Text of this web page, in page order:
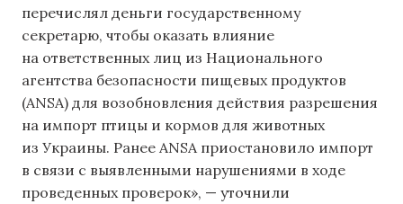
перечислял деньги государственному
секретарю, чтобы оказать влияние
на ответственных лиц из Национального
агентства безопасности пищевых продуктов
(ANSA) для возобновления действия разрешения
на импорт птицы и кормов для животных
из Украины. Ранее ANSA приостановило импорт
в связи с выявленными нарушениями в ходе
проведенных проверок», — уточнили